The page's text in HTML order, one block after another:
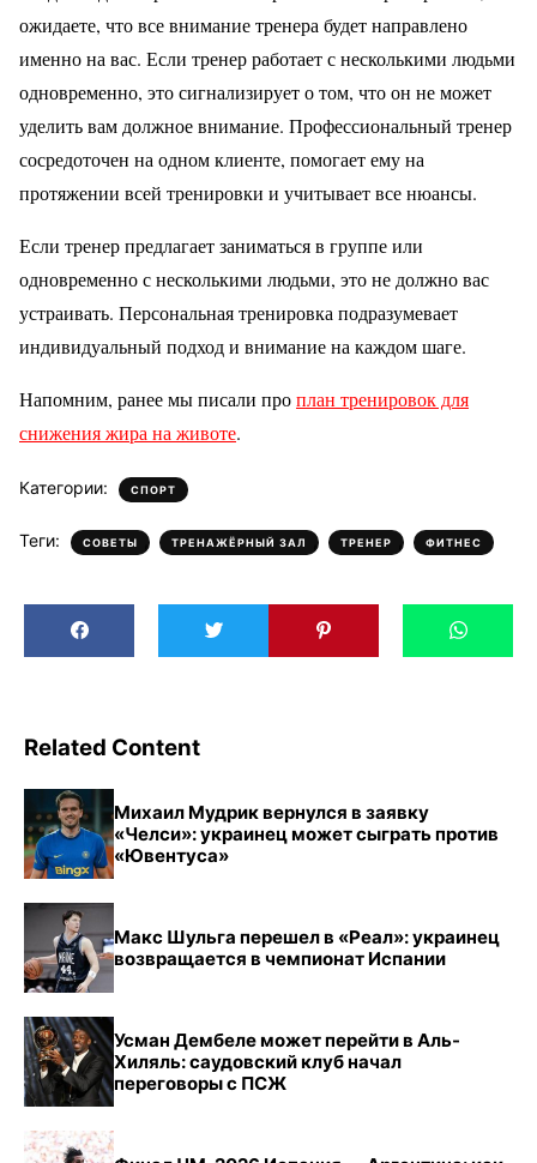
ожидаете, что все внимание тренера будет направлено
именно на вас. Если тренер работает с несколькими людьми
одновременно, это сигнализирует о том, что он не может
уделить вам должное внимание. Профессиональный тренер
сосредоточен на одном клиенте, помогает ему на
протяжении всей тренировки и учитывает все нюансы.
Если тренер предлагает заниматься в группе или
одновременно с несколькими людьми, это не должно вас
устраивать. Персональная тренировка подразумевает
индивидуальный подход и внимание на каждом шаге.
Напомним, ранее мы писали проплан тренировок для
снижения жира на животе.
Категории: СПОРТ
Теги: СОВЕТЫ , ТРЕНАЖЁРНЫЙ ЗАЛ , ТРЕНЕР , ФИТНЕС
Related Content
Михаил Мудрик вернулся в заявку
«Челси»: украинец может сыграть против
«Ювентуса»
Макс Шульга перешел в «Реал»: украинец
возвращается в чемпионат Испании
Усман Дембеле может перейти в Аль-
Хиляль: саудовский клуб начал
переговоры с ПСЖ